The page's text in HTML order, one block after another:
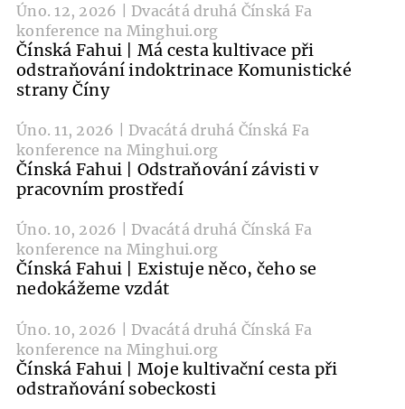
Úno. 12, 2026 | Dvacátá druhá Čínská Fa
konference na Minghui.org
Čínská Fahui | Má cesta kultivace při
odstraňování indoktrinace Komunistické
strany Číny
Úno. 11, 2026 | Dvacátá druhá Čínská Fa
konference na Minghui.org
Čínská Fahui | Odstraňování závisti v
pracovním prostředí
Úno. 10, 2026 | Dvacátá druhá Čínská Fa
konference na Minghui.org
Čínská Fahui | Existuje něco, čeho se
nedokážeme vzdát
Úno. 10, 2026 | Dvacátá druhá Čínská Fa
konference na Minghui.org
Čínská Fahui | Moje kultivační cesta při
odstraňování sobeckosti